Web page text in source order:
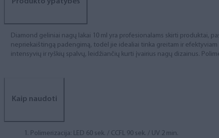
Diamond geliniai nagų lakai 10 ml yra profesionalams skirti produktai,
nepriekaištingą padengimą, todėl jie idealiai tinka greitam ir
intensyvių ir ryškių spalvų, leidžiančių kurti įvairius nagų dizainus.
Kaip naudoti
Polimerizacija: LED 60 sek. / CCFL 90 sek. / UV 2 min.